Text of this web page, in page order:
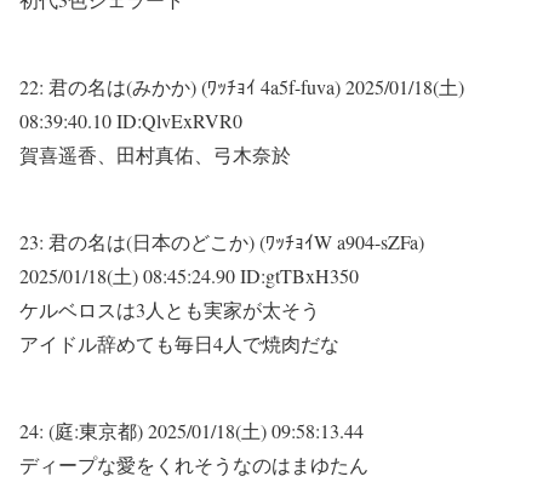
22: 君の名は(みかか) (ﾜｯﾁｮｲ 4a5f-fuva)2025/01/18(土)
08:39:40.10 ID:QlvExRVR0
賀喜遥香、田村真佑、弓木奈於
23: 君の名は(日本のどこか) (ﾜｯﾁｮｲW a904-sZFa)
2025/01/18(土) 08:45:24.90 ID:gtTBxH350
ケルベロスは3人とも実家が太そう
アイドル辞めても毎日4人で焼肉だな
24: (庭:東京都)2025/01/18(土) 09:58:13.44
ディープな愛をくれそうなのはまゆたん